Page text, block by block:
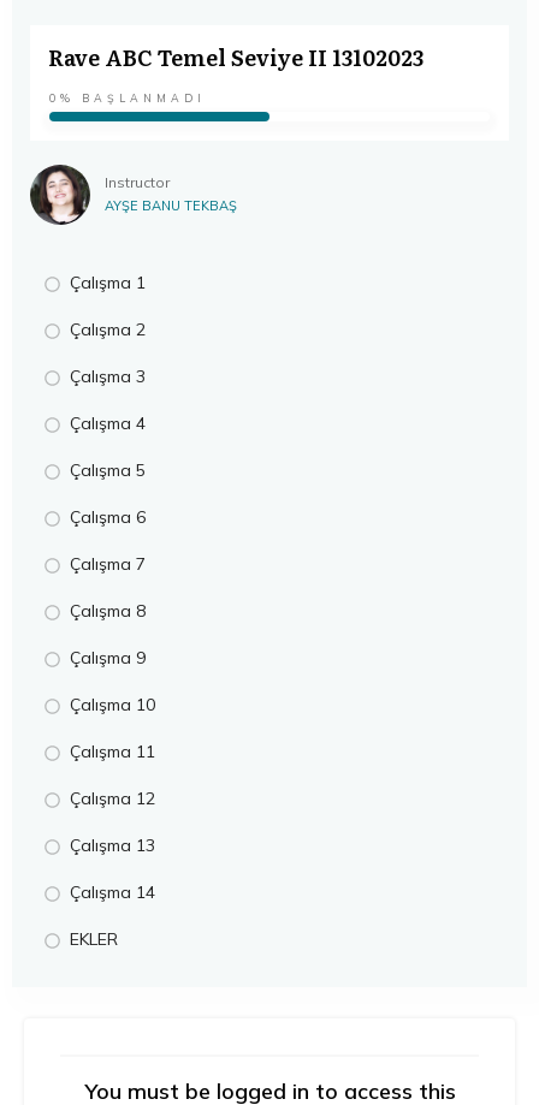
You must be logged in to access this
Rave ABC Temel Seviye II 13102023
0% BAŞLANMADI
Instructor
AYŞE BANU TEKBAŞ
Çalışma 1
Çalışma 2
Çalışma 3
Çalışma 4
Çalışma 5
Çalışma 6
Çalışma 7
Çalışma 8
Çalışma 9
Çalışma 10
Çalışma 11
Çalışma 12
Çalışma 13
Çalışma 14
EKLER